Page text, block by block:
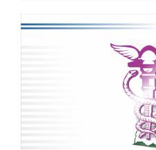
Barra